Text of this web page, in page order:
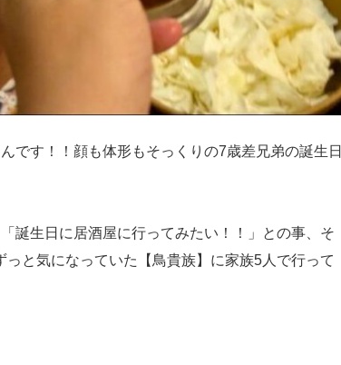
です！！顔も体形もそっくりの7歳差兄弟の誕生日
誕生日に居酒屋に行ってみたい！！」との事、そ
と気になっていた【鳥貴族】に家族5人で行って